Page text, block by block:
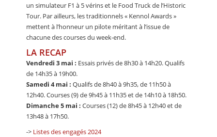
un simulateur F1 à 5 vérins et le Food Truck de l’Historic
Tour. Par ailleurs, les traditionnels « Kennol Awards »
mettent à l’honneur un pilote méritant à l’issue de
chacune des courses du week-end.
LA RECAP
Vendredi 3 mai : Essais privés de 8h30 à 14h20. Qualifs
de 14h35 à 19h00.
Samedi 4 mai : Qualifs de 8h40 à 9h35, de 11h50 à
12h40. Courses (9) de 9h45 à 11h35 et de 14h10 à 18h50.
Dimanche 5 mai : Courses (12) de 8h45 à 12h40 et de
13h48 à 17h50.
-> Listes des engagés 2024